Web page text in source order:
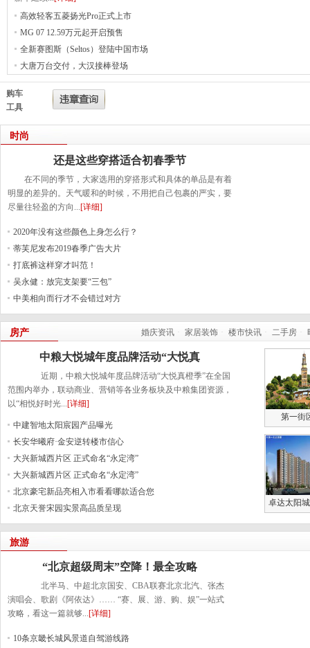
高效轻客五菱扬光Pro正式上市
MG 07 12.59万元起开启预售
全新赛图斯（Seltos）登陆中国市场
大唐万台交付，大汉接棒登场
购车
工具
时尚
还是这些穿搭适合初春季节
在不同的季节，大家选用的穿搭形式和具体的单品是有着
明显的差异的。天气暖和的时候，不用把自己包裹的严实，要
尽量往轻盈的方向...[详细]
2020年没有这些颜色上身怎么行？
蒂芙尼发布2019春季广告大片
打底裤这样穿才叫范！
吴永健：放完支架要“三包”
中美相向而行才不会错过对方
房产 婚庆资讯 · 家居装饰 · 楼市快讯 · 二手房 ·
中粮大悦城年度品牌活动“大悦真
近期，中粮大悦城年度品牌活动“大悦真橙季”在全国
范围内举办，联动商业、营销等各业务板块及中粮集团资源，
以“相悦好时光...[详细]
中建智地太阳宸园产品曝光
长安华曦府·金安逆转楼市信心
大兴新城西片区 正式命名“永定湾”
大兴新城西片区 正式命名“永定湾”
北京豪宅新品亮相入市看看哪款适合您
北京天誉宋园实景高品质呈现
第一街
卓达太阳
旅游
“北京超级周末”空降！最全攻略
北半马、中超北京国安、CBA联赛北京北汽、张杰
演唱会、歌剧《阿依达》…… “赛、展、游、购、娱”一站式
攻略，看这一篇就够...[详细]
10条京畿长城风景道自驾游线路